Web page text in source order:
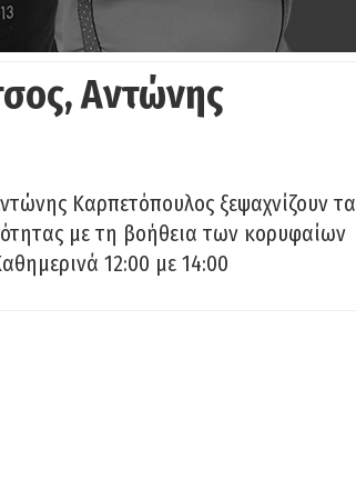
Αντώνης
Καρπετόπουλος ξεψαχνίζουν τα
με τη βοήθεια των κορυφαίων
12:00 με 14:00